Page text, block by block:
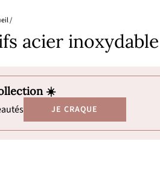
/
acier inoxydable
☀️
JE CRAQUE